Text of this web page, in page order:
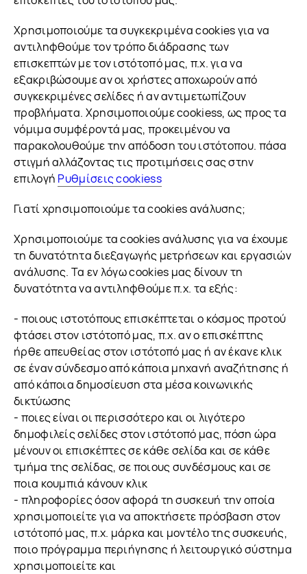
Χρησιμοποιούμε τα συγκεκριμένα cookies για να
αντιληφθούμε τον τρόπο διάδρασης των
επισκεπτών με τον ιστότοπό μας, π.χ. για να
εξακριβώσουμε αν οι χρήστες αποχωρούν από
συγκεκριμένες σελίδες ή αν αντιμετωπίζουν
προβλήματα. Χρησιμοποιούμε cookiess, ως προς τα
νόμιμα συμφέροντά μας, προκειμένου να
παρακολουθούμε την απόδοση του ιστότοπου. πάσα
στιγμή αλλάζοντας τις προτιμήσεις σας στην
επιλογή Ρυθμίσεις cookiess
Γιατί χρησιμοποιούμε τα cookies ανάλυσης;
Χρησιμοποιούμε τα cookies ανάλυσης για να έχουμε
τη δυνατότητα διεξαγωγής μετρήσεων και εργασιών
ανάλυσης. Τα εν λόγω cookies μας δίνουν τη
δυνατότητα να αντιληφθούμε π.χ. τα εξής:
- ποιους ιστοτόπους επισκέπτεται ο κόσμος προτού
φτάσει στον ιστότοπό μας, π.χ. αν ο επισκέπτης
ήρθε απευθείας στον ιστότοπό μας ή αν έκανε κλικ
σε έναν σύνδεσμο από κάποια μηχανή αναζήτησης ή
από κάποια δημοσίευση στα μέσα κοινωνικής
δικτύωσης
- ποιες είναι οι περισσότερο και οι λιγότερο
δημοφιλείς σελίδες στον ιστότοπό μας, πόση ώρα
μένουν οι επισκέπτες σε κάθε σελίδα και σε κάθε
τμήμα της σελίδας, σε ποιους συνδέσμους και σε
ποια κουμπιά κάνουν κλικ
- πληροφορίες όσον αφορά τη συσκευή την οποία
χρησιμοποιείτε για να αποκτήσετε πρόσβαση στον
ιστότοπό μας, π.χ. μάρκα και μοντέλο της συσκευής,
ποιο πρόγραμμα περιήγησης ή λειτουργικό σύστημα
χρησιμοποιείτε και